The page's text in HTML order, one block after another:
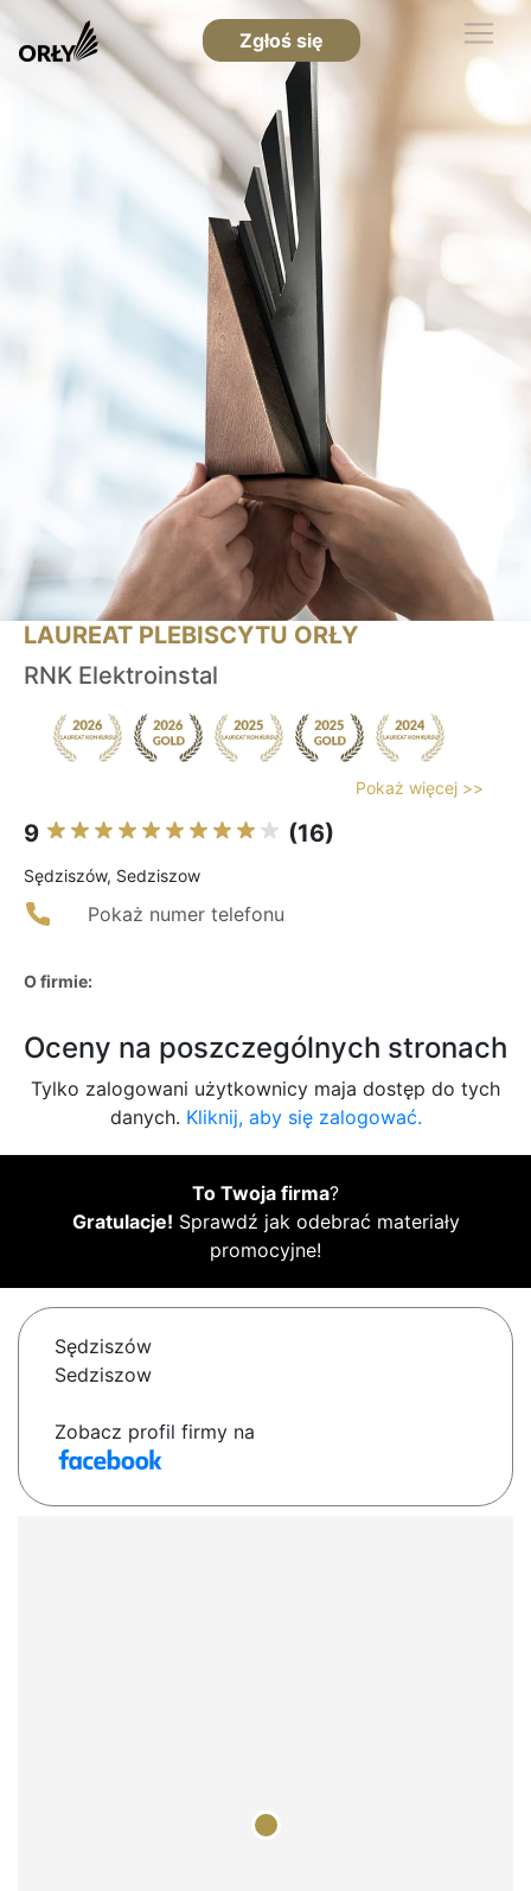
Zgłoś się
LAUREAT PLEBISCYTU ORŁY
RNK Elektroinstal
Pokaż więcej >>
9 (16)
Sędziszów, Sedziszow
Pokaż numer telefonu
O firmie:
Oceny na poszczególnych stronach
Tylko zalogowani użytkownicy maja dostęp do tych
danych. Kliknij, aby się zalogować.
To Twoja firma?
Gratulacje! Sprawdź jak odebrać materiały
promocyjne!
Sędziszów
Sedziszow
Zobacz profil firmy na